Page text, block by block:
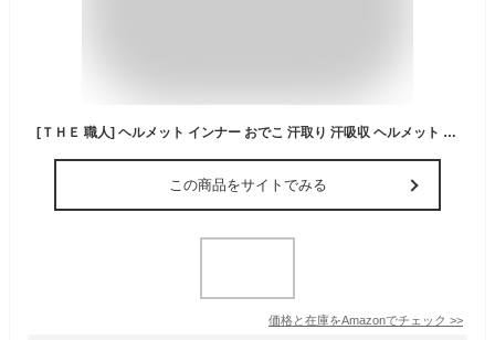
[ＴＨＥ 職人] ヘルメット インナー おでこ 汗取り 汗吸収 ヘルメット ファン 冷却 作業用メッシュ (ブラック, ３枚セット)
この商品をサイトでみる
価格と在庫をAmazonでチェック >>